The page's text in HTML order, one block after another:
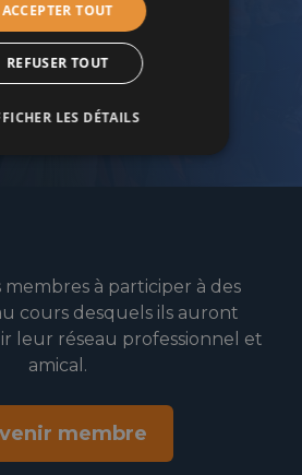
membre
à participer à des
cours desquels ils auront
leur réseau professionnel et
amical.
membre
ACCEPTER TOUT
REFUSER TOUT
LES DÉTAILS